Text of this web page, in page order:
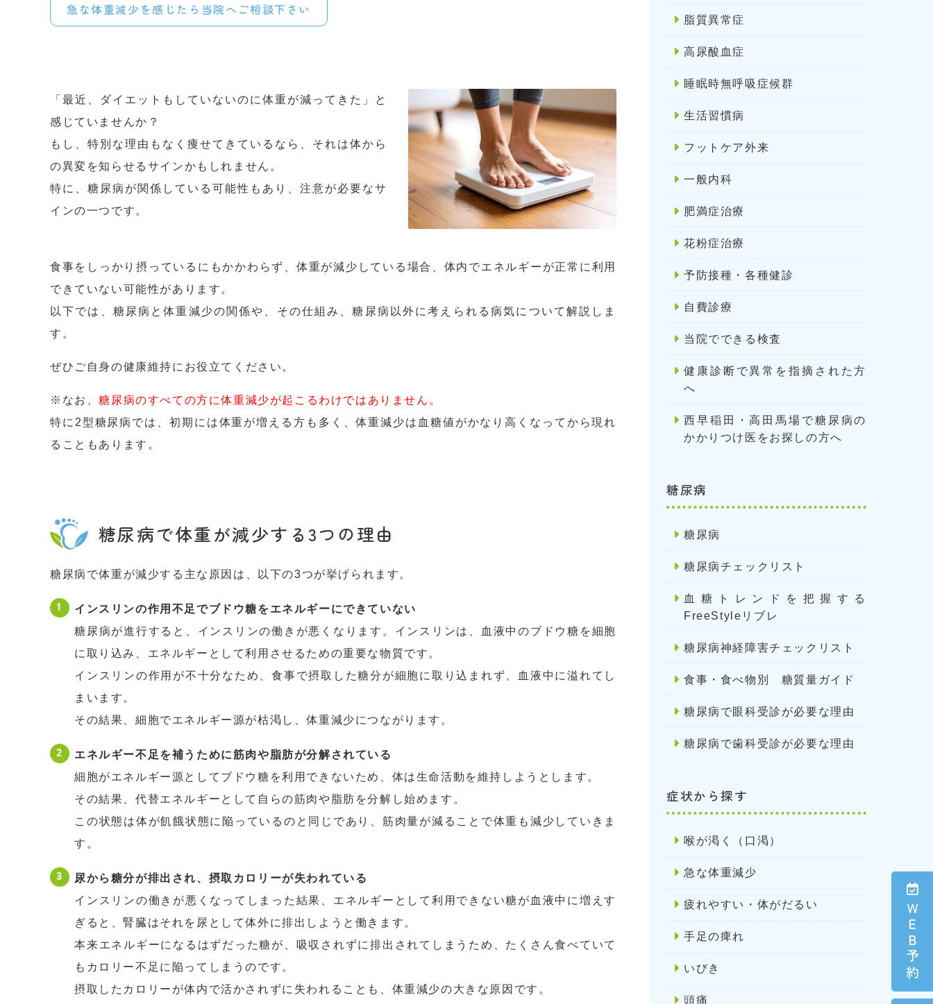
ＷＥＢ予約
急な体重減少を感じたら当院へご相談下さい
「最近、ダイエットもしていないのに体重が減ってきた」と
感じていませんか？
もし、特別な理由もなく痩せてきているなら、それは体から
の異変を知らせるサインかもしれません。
特に、糖尿病が関係している可能性もあり、注意が必要なサ
インの一つです。
食事をしっかり摂っているにもかかわらず、体重が減少している場合、体内でエネルギーが正常に利用
できていない可能性があります。
以下では、糖尿病と体重減少の関係や、その仕組み、糖尿病以外に考えられる病気について解説しま
す。
ぜひご自身の健康維持にお役立てください。
※なお、糖尿病のすべての方に体重減少が起こるわけではありません。
特に2型糖尿病では、初期には体重が増える方も多く、体重減少は血糖値がかなり高くなってから現れ
ることもあります。
糖尿病で体重が減少する3つの理由
糖尿病で体重が減少する主な原因は、以下の3つが挙げられます。
インスリンの作用不足でブドウ糖をエネルギーにできていない
糖尿病が進行すると、インスリンの働きが悪くなります。インスリンは、血液中のブドウ糖を細胞
に取り込み、エネルギーとして利用させるための重要な物質です。
インスリンの作用が不十分なため、食事で摂取した糖分が細胞に取り込まれず、血液中に溢れてし
まいます。
その結果、細胞でエネルギー源が枯渇し、体重減少につながります。
エネルギー不足を補うために筋肉や脂肪が分解されている
細胞がエネルギー源としてブドウ糖を利用できないため、体は生命活動を維持しようとします。
その結果、代替エネルギーとして自らの筋肉や脂肪を分解し始めます。
この状態は体が飢餓状態に陥っているのと同じであり、筋肉量が減ることで体重も減少していきま
す。
尿から糖分が排出され、摂取カロリーが失われている
インスリンの働きが悪くなってしまった結果、エネルギーとして利用できない糖が血液中に増えす
ぎると、腎臓はそれを尿として体外に排出しようと働きます。
本来エネルギーになるはずだった糖が、吸収されずに排出されてしまうため、たくさん食べていて
もカロリー不足に陥ってしまうのです。
摂取したカロリーが体内で活かされずに失われることも、体重減少の大きな原因です。
脂質異常症
高尿酸血症
睡眠時無呼吸症候群
生活習慣病
フットケア外来
一般内科
肥満症治療
花粉症治療
予防接種・各種健診
自費診療
当院でできる検査
健康診断で異常を指摘された方
へ
西早稲田・高田馬場で糖尿病の
かかりつけ医をお探しの方へ
糖尿病
糖尿病
糖尿病チェックリスト
血糖トレンドを把握する
FreeStyleリブレ
糖尿病神経障害チェックリスト
食事・食べ物別 糖質量ガイド
糖尿病で眼科受診が必要な理由
糖尿病で歯科受診が必要な理由
症状から探す
喉が渇く（口渇）
急な体重減少
疲れやすい・体がだるい
手足の痺れ
いびき
頭痛